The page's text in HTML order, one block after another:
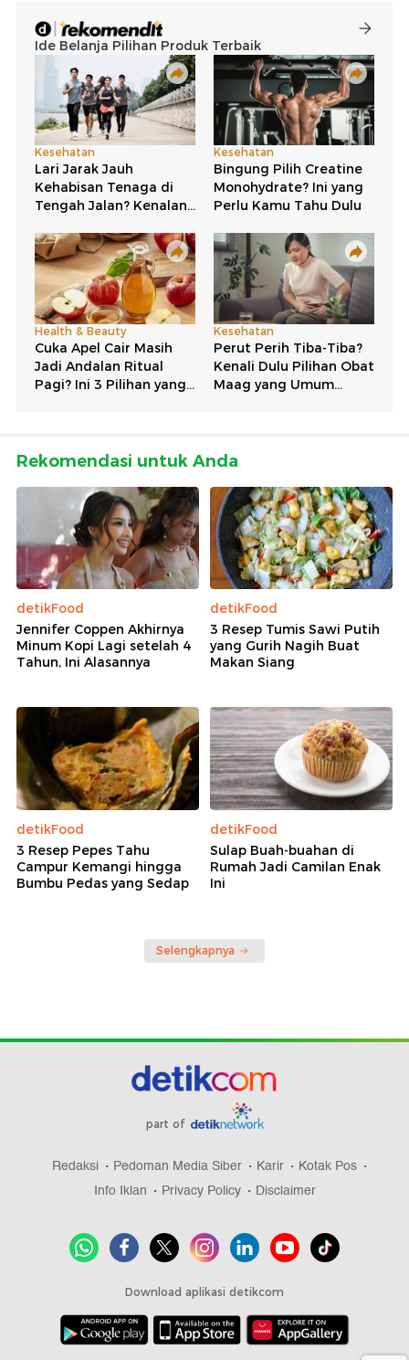
Rekomendasi untuk Anda
detikFood
Jennifer Coppen Akhirnya
Minum Kopi Lagi setelah 4
Tahun, Ini Alasannya
detikFood
3 Resep Tumis Sawi Putih
yang Gurih Nagih Buat
Makan Siang
detikFood
3 Resep Pepes Tahu
Campur Kemangi hingga
Bumbu Pedas yang Sedap
detikFood
Sulap Buah-buahan di
Rumah Jadi Camilan Enak
Ini
Selengkapnya
part of
Redaksi Pedoman Media Siber Karir
Kotak Pos
Info Iklan
Privacy Policy Disclaimer
Download aplikasi detikcom